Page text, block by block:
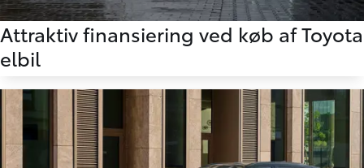
Attraktiv finansiering ved køb af Toyota
elbil